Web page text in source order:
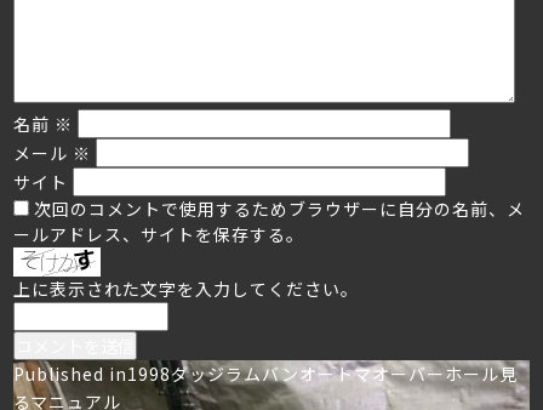
名前 ※
メール ※
サイト
次回のコメントで使用するためブラウザーに自分の名前、メ
ールアドレス、サイトを保存する。
上に表示された文字を入力してください。
投
Published in1998ダッジラムバンオートマオーバーホール見
るマニュアル